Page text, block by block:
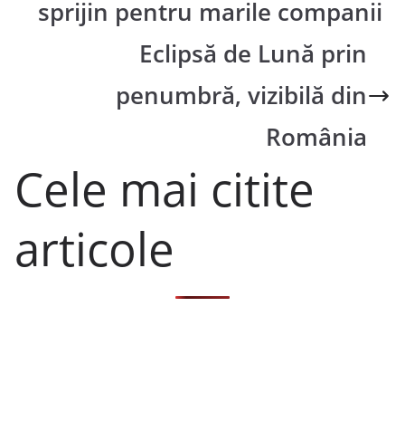
sprijin pentru marile companii
Eclipsă de Lună prin
penumbră, vizibilă din
România
Cele mai citite
articole